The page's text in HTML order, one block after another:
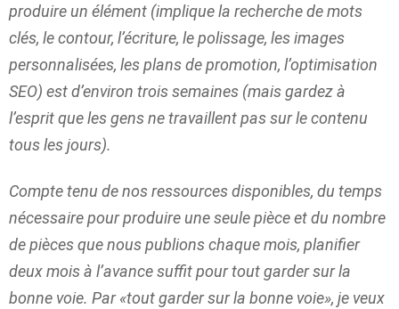
produire un élément (implique la recherche de mots
clés, le contour, l’écriture, le polissage, les images
personnalisées, les plans de promotion, l’optimisation
SEO) est d’environ trois semaines (mais gardez à
l’esprit que les gens ne travaillent pas sur le contenu
tous les jours).
Compte tenu de nos ressources disponibles, du temps
nécessaire pour produire une seule pièce et du nombre
de pièces que nous publions chaque mois, planifier
deux mois à l’avance suffit pour tout garder sur la
bonne voie. Par «tout garder sur la bonne voie», je veux